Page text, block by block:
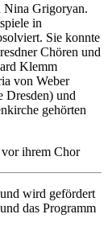
Nina Grigoryan.
in
Sie konnte
Chören und
Klemm
von Weber
Dresden) und
gehörten
ihrem Chor
wird gefördert
das Programm